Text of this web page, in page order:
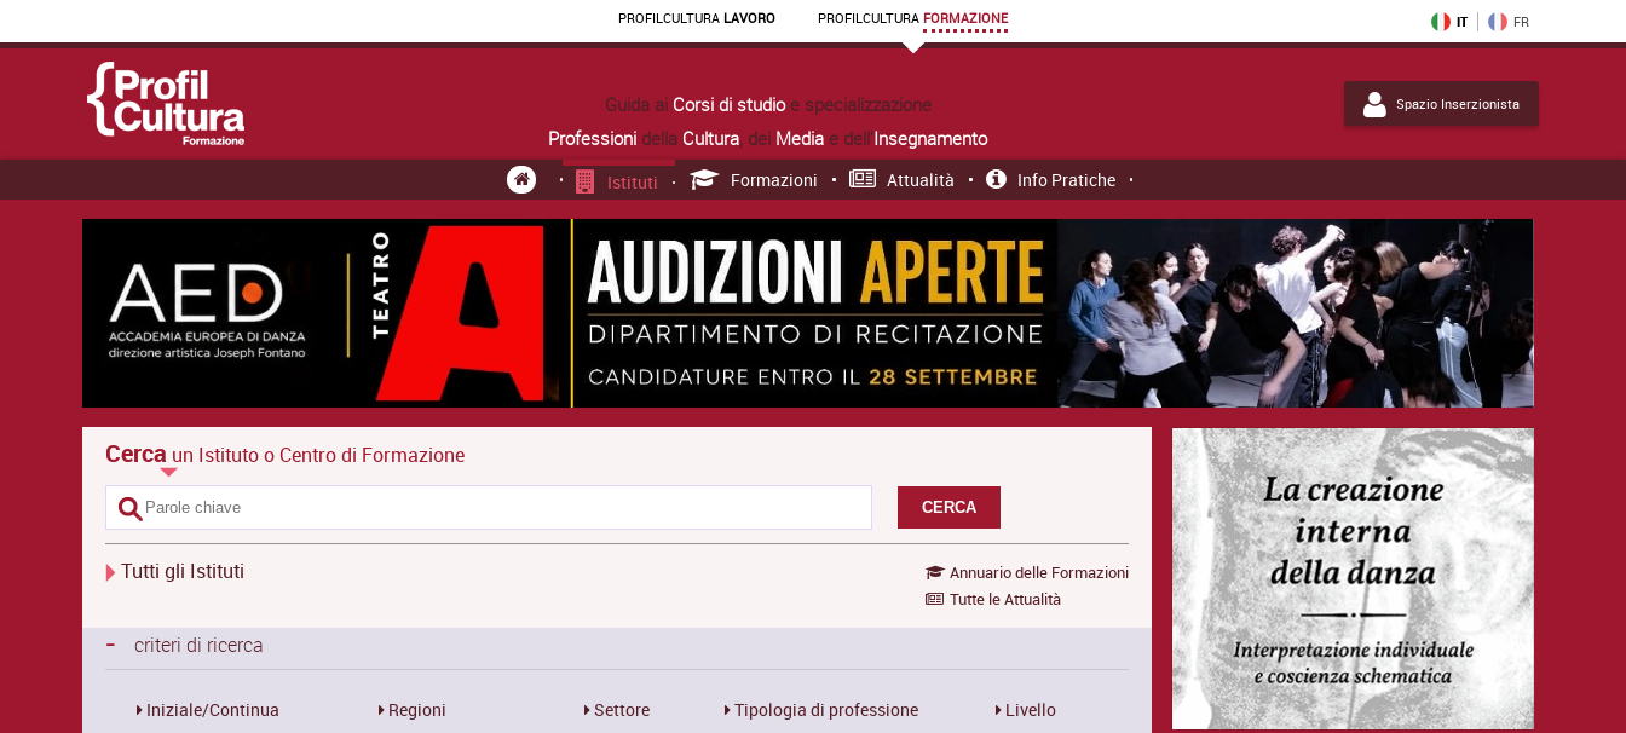
PROFILCULTURA LAVORO PROFILCULTURA FORMAZIONE IT FR
Guida ai Corsi di studioe specializzazione
Professioni della Cultura, dei Media e dell'Insegnamento
Spazio Inserzionista
Istituti Formazioni Attualità Info Pratiche
Cerca un Istituto o Centro di Formazione
CERCA
Tutti gli Istituti
Annuario delle Formazioni
Tutte le Attualità
- criteri di ricerca
Iniziale/Continua Regioni Settore Tipologia di professione Livello